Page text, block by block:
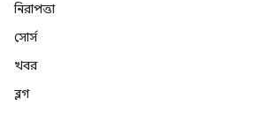
নিরাপত্তা
সোর্স
খবর
ব্লগ